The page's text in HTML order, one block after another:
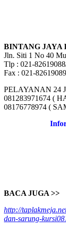
BINTANG JAYA
Jln. Siti 1 No 40
Tlp : 021-
Fax : 021-82619089
PELAYANAN 24
081283971674 (
08176778974 (
BACA JUGA >>
http://
dan-sarung-